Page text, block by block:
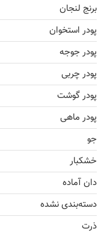
برنج لنجان
پودر استخوان
پودر جوجه
پودر چربی
پودر گوشت
پودر ماهی
جو
خشکبار
دان آماده
دسته‌بندی نشده
ذرت